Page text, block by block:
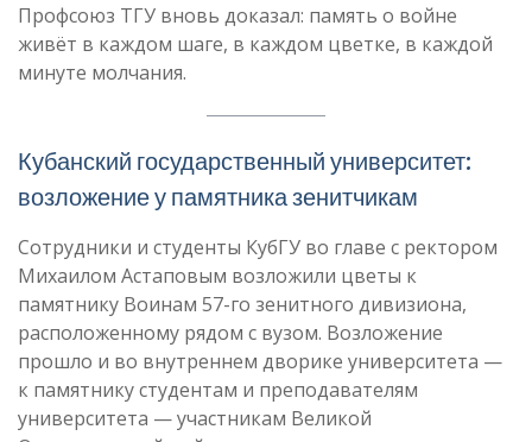
Профсоюз ТГУ вновь доказал: память о войне
живёт в каждом шаге, в каждом цветке, в каждой
минуте молчания.
Кубанский государственный университет:
возложение у памятника зенитчикам
Сотрудники и студенты КубГУ во главе с ректором
Михаилом Астаповым возложили цветы к
памятнику Воинам 57-го зенитного дивизиона,
расположенному рядом с вузом. Возложение
прошло и во внутреннем дворике университета —
к памятнику студентам и преподавателям
университета — участникам Великой